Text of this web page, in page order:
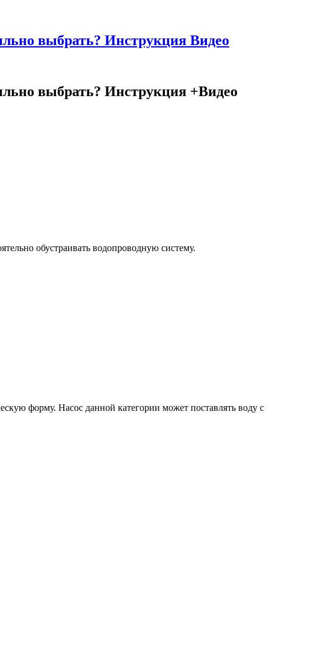
выбрать? Инструкция Видео
выбрать? Инструкция +Видео
обустраивать водопроводную систему.
форму. Насос данной категории может поставлять воду с